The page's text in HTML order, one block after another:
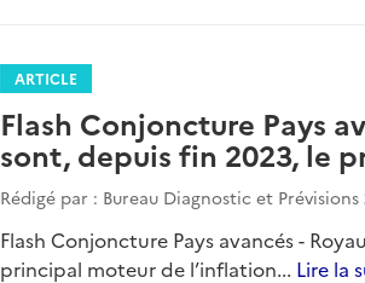
ARTICLE
Flash Conjoncture Pays
sont, depuis fin 2023, le
Rédigé par : Bureau Diagnostic et Prévisions
Flash Conjoncture Pays avancés -
principal moteur de l’inflation... Lire la